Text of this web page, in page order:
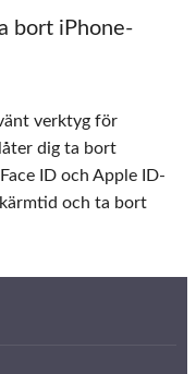
bort iPhone-
verktyg för
dig ta bort
ID och Apple ID-
och ta bort